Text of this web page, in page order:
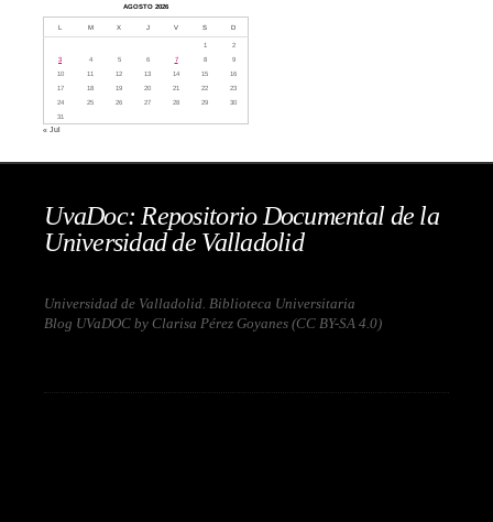
AGOSTO 2026
L M X J V S D
1
2
3
4 5 6 7 8
9
10
11 12 13 14 15
16
17
18 19 20 21 22
23
24
25 26 27 28 29
30
31
« Jul
UvaDoc: Repositorio Documental de la
Universidad de Valladolid
Universidad de Valladolid. Biblioteca Universitaria
Blog UVaDOC by Clarisa Pérez Goyanes (CC BY-SA 4.0)